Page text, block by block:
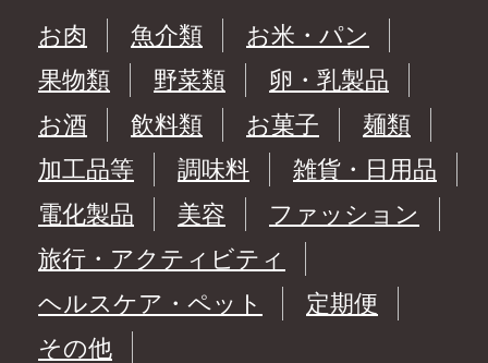
お肉
魚介類
お米・パン
果物類
野菜類
卵・乳製品
お酒
飲料類 お菓子
麺類
加工品等
調味料
雑貨・日用品
電化製品
美容
ファッション
旅行・アクティビティ
ヘルスケア・ペット
定期便
その他